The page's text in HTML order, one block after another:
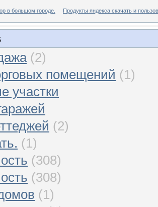
в большом городе. Продукты яндекса скачать и
(2)
помещений (1)
участки
(2)
(1)
(308)
(308)
(1)